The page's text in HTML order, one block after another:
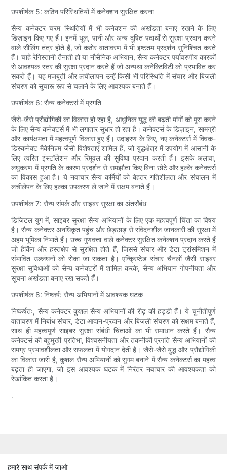
उपशीर्षक 5: कठिन परिस्थितियों में कनेक्शन सुरक्षित करना
सैन्य कनेक्टर चरम स्थितियों में भी कनेक्शन की अखंडता बनाए रखने के लिए
डिज़ाइन किए गए हैं। इनमें धूल, पानी और अन्य दूषित पदार्थों से सुरक्षा प्रदान करने
वाले सीलिंग तंत्र होते हैं, जो कठोर वातावरण में भी इष्टतम प्रदर्शन सुनिश्चित करते
हैं। चाहे रेगिस्तानी तैनाती हो या नौसैनिक अभियान, सैन्य कनेक्टर पर्यावरणीय कारकों
से आवश्यक स्तर की सुरक्षा प्रदान करते हैं जो अन्यथा कनेक्टिविटी को प्रभावित कर
सकते हैं। यह मजबूती और लचीलापन उन्हें किसी भी परिस्थिति में संचार और बिजली
संचरण को सुचारू रूप से चलाने के लिए आवश्यक बनाते हैं।
उपशीर्षक 6: सैन्य कनेक्टर्स में प्रगति
जैसे-जैसे प्रौद्योगिकी का विकास हो रहा है, आधुनिक युद्ध की बढ़ती मांगों को पूरा करने
के लिए सैन्य कनेक्टर्स में भी लगातार सुधार हो रहा है। कनेक्टर्स के डिज़ाइन, सामग्री
और कार्यक्षमता में महत्वपूर्ण विकास हुए हैं। उदाहरण के लिए, नए कनेक्टर्स में क्विक-
डिस्कनेक्ट मैकेनिज़्म जैसी विशेषताएं शामिल हैं, जो युद्धक्षेत्र में उपयोग में आसानी के
लिए त्वरित इंस्टॉलेशन और रिमूवल की सुविधा प्रदान करती हैं। इसके अलावा,
लघुकरण में प्रगति के कारण प्रदर्शन से समझौता किए बिना छोटे और हल्के कनेक्टर्स
का विकास हुआ है। ये नवाचार सैन्य कर्मियों को बेहतर गतिशीलता और संचालन में
लचीलेपन के लिए हल्का उपकरण ले जाने में सक्षम बनाते हैं।
उपशीर्षक 7: सैन्य संपर्क और साइबर सुरक्षा का अंतर्संबंध
डिजिटल युग में, साइबर सुरक्षा सैन्य अभियानों के लिए एक महत्वपूर्ण चिंता का विषय
है। सैन्य कनेक्टर अनधिकृत पहुंच और छेड़छाड़ से संवेदनशील जानकारी की सुरक्षा में
अहम भूमिका निभाते हैं। उच्च गुणवत्ता वाले कनेक्टर सुरक्षित कनेक्शन प्रदान करते हैं
जो हैकिंग और हस्तक्षेप से सुरक्षित होते हैं, जिससे संचार और डेटा ट्रांसमिशन में
संभावित उल्लंघनों को रोका जा सकता है। एन्क्रिप्टेड संचार चैनलों जैसी साइबर
सुरक्षा सुविधाओं को सैन्य कनेक्टरों में शामिल करके, सैन्य अभियान गोपनीयता और
सूचना अखंडता बनाए रख सकते हैं।
उपशीर्षक 8: निष्कर्ष: सैन्य अभियानों में आवश्यक घटक
निष्कर्षतः, सैन्य कनेक्टर कुशल सैन्य अभियानों की रीढ़ की हड्डी हैं। ये चुनौतीपूर्ण
वातावरण में निर्बाध संचार, डेटा आदान-प्रदान और बिजली संचरण को सक्षम बनाते हैं,
साथ ही महत्वपूर्ण साइबर सुरक्षा संबंधी चिंताओं का भी समाधान करते हैं। सैन्य
कनेक्टर्स की बहुमुखी प्रतिभा, विश्वसनीयता और तकनीकी प्रगति सैन्य अभियानों की
समग्र प्रभावशीलता और सफलता में योगदान देती है। जैसे-जैसे युद्ध और प्रौद्योगिकी
का विकास जारी है, कुशल सैन्य अभियानों को सुगम बनाने में सैन्य कनेक्टर्स का महत्व
बढ़ता ही जाएगा, जो इस आवश्यक घटक में निरंतर नवाचार की आवश्यकता को
रेखांकित करता है।
.
हमारे साथ संपर्क में जाओ